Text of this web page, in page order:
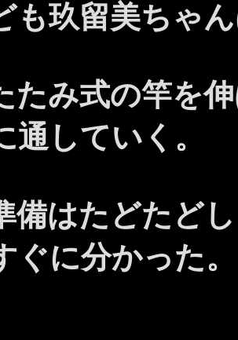
玖留美ちゃ
み式の竿を
通していく。
はたどたど
ぐに分かった